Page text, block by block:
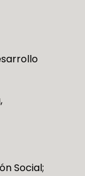
Social;